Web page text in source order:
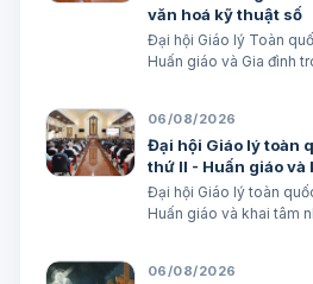
văn hoá kỹ thuật số
Đại hội Giáo lý Toàn
Huấn giáo và Gia đình
06/08/2026
Đại hội Giáo lý toàn
thứ II - Huấn giáo và
Đại hội Giáo lý toàn
Huấn giáo và khai tâm
06/08/2026